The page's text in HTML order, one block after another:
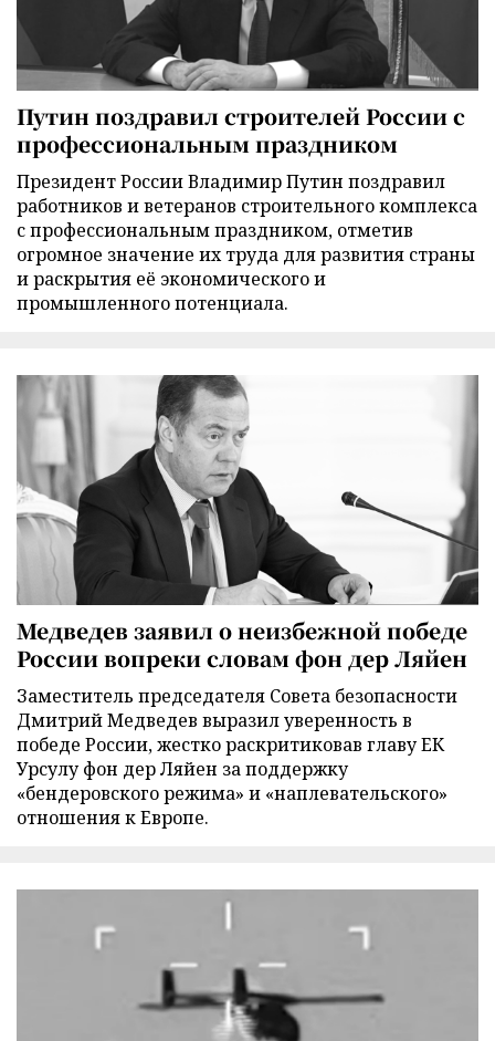
Путин поздравил строителей России с
профессиональным праздником
Президент России Владимир Путин поздравил
работников и ветеранов строительного комплекса
с профессиональным праздником, отметив
огромное значение их труда для развития страны
и раскрытия её экономического и
промышленного потенциала.
Медведев заявил о неизбежной победе
России вопреки словам фон дер Ляйен
Заместитель председателя Совета безопасности
Дмитрий Медведев выразил уверенность в
победе России, жестко раскритиковав главу ЕК
Урсулу фон дер Ляйен за поддержку
«бендеровского режима» и «наплевательского»
отношения к Европе.